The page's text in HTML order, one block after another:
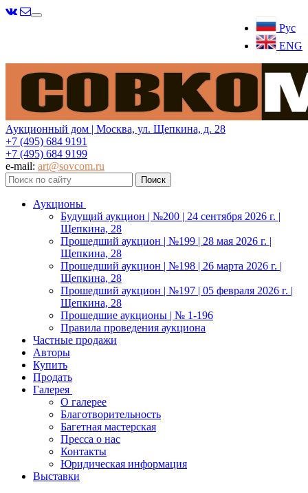
Рус
ENG
Меню
Аукционный дом | Москва, ул. Щепкина, д. 28
+7 (495) 684 9191
+7 (495) 684 9199
e-mail: art@sovcom.ru
Аукционы
Будущий аукцион | №200 | 24 сентября 2026 г. |
Щепкина, 28
Прошедший аукцион | №199 | 28 мая 2026 г. |
Щепкина, 28
Прошедший аукцион | №198 | 26 марта 2026 г. |
Щепкина, 28
Прошедший аукцион | №197 | 05 февраля 2026 г. |
Щепкина, 28
Прошедшие аукционы | № 1-196
Правила проведения аукциона
Частные продажи
Авторы
Купить
Продать
Галерея
О галерее
Благотворительность
Багетная мастерская
Пресса о нас
Контакты
Юридическая информация
Выставки